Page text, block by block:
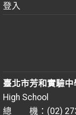
登入
臺北市芳和實驗中
High School
總 機：(02)